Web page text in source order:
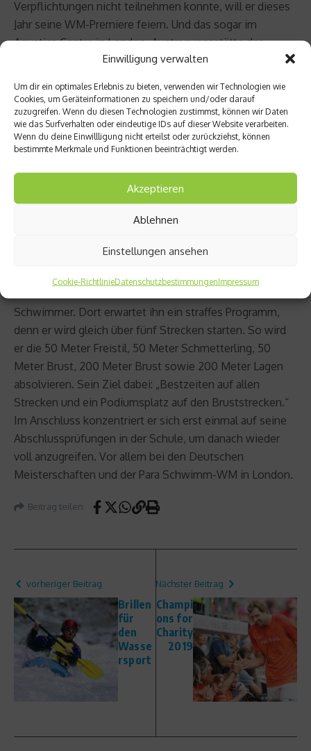
Einwilligung verwalten
Um dir ein optimales Erlebnis zu bieten, verwenden wir Technologien wie
Cookies, um Geräteinformationen zu speichern und/oder darauf
zuzugreifen. Wenn du diesen Technologien zustimmst, können wir Daten
wie das Surfverhalten oder eindeutige IDs auf dieser Website verarbeiten.
Wenn du deine Einwillligung nicht erteilst oder zurückziehst, können
bestimmte Merkmale und Funktionen beeinträchtigt werden.
Akzeptieren
Ablehnen
Einstellungen ansehen
Cookie-RichtlinieDatenschutzbestimmungenImpressum
Verpflichtungen nicht teilnehmen konnte, will er dieses
Jahr seine WM-Premiere feiern. Und das sogar im
Aquatics Centre in London, Austragungsstätte der
Paralympics 2012. Die Spiele habe er damals im
dort Schwimmen zu dürfen“, schwärmt Taliso voller
Vorfreude. Über 100 Meter Brust hat er die Norm bereits
deutlich unterboten und so setzt sich der EM-Bronze-
Gewinner von 2018 eine Finalteilnahme als Ziel für
Mitte Juli auch noch einmal ins Trainingslager nach
Lanzarote, sodass er bei der WM möglichst in Topform
Auch kommendes Wochenende ist Taliso Engel wieder
im Einsatz – wieder in Berlin, diesmal bei den
Schwimmer. Dort erwartet ihn ein straffes Programm,
denn er wird gleich über fünf Strecken starten. So wird
er die 50 Meter Freistil, 50 Meter Schmetterling, 50
Meter Brust, 200 Meter Brust sowie 200 Meter Lagen
absolvieren. Sein Ziel dabei: „Bestzeiten auf allen
Strecken und ein Podiumsplatz auf den Bruststrecken.“
Im Anschluss konzentriert er sich erst einmal auf seine
Abschlussprüfungen in der Schule, um danach wieder
voll anzugreifen. Vor allem bei den Deutschen
Meisterschaften und der Para Schwimm-WM in London.
Beitrag teilen
vorheriger Beitrag
Brillen
für
den
Wasse
rsport
Nächster Beitrag
Champi
ons for
Charity
2019